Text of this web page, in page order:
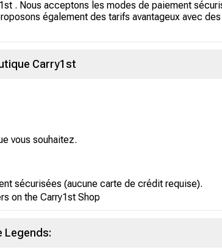
. Nous acceptons les modes de paiement
également des tarifs avantageux avec
Carry1st
vous souhaitez.
sécurisées (aucune carte de crédit requise).
on the Carry1st Shop
Legends: